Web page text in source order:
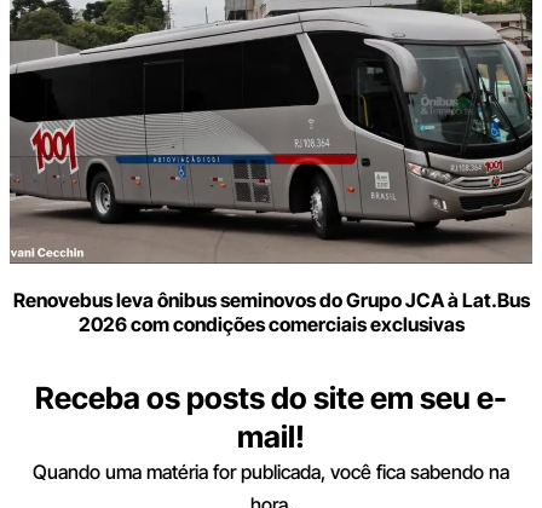
Renovebus leva ônibus seminovos do Grupo JCA à Lat.Bus
2026 com condições comerciais exclusivas
Receba os posts do site em seu e-
mail!
Quando uma matéria for publicada, você fica sabendo na